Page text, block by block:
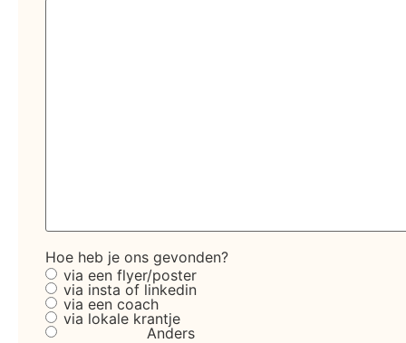
Hoe heb je ons gevonden?
via een flyer/poster
via insta of linkedin
via een coach
via lokale krantje
Anders